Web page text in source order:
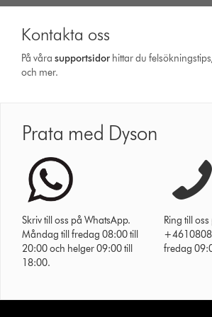
Kontakta oss
På vårasupport­sidor hittar du
och mer.
Prata med Dyson
Skriv till oss på WhatsApp.
Måndag till fredag 08:00 till
20:00 och helger 09:00 till
18:00.
Ring till oss
fredag